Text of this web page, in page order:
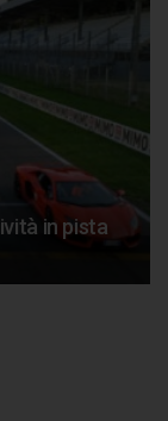
in pista